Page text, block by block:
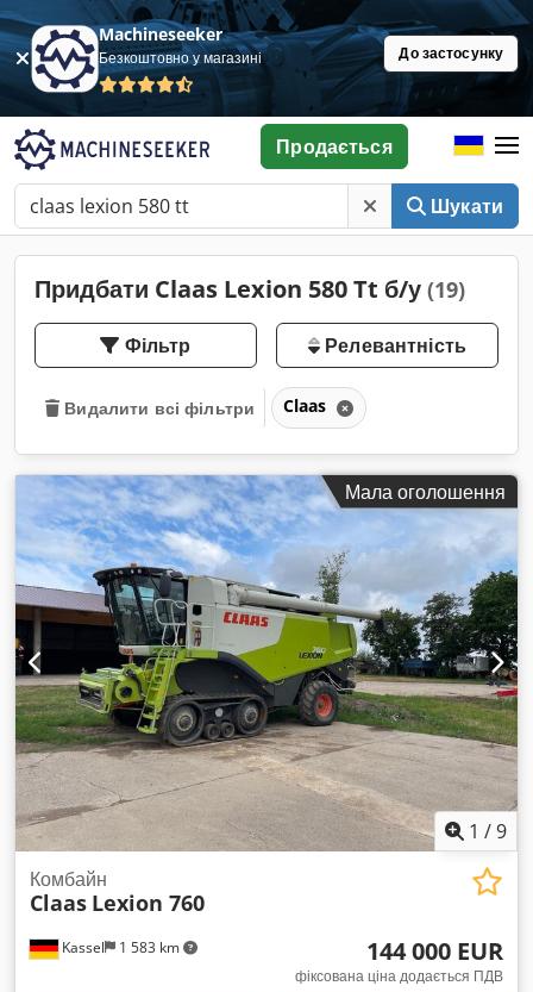
Machineseeker
Безкоштовно у магазині До застосунку
Шукати
Продається
Придбати Claas Lexion 580 Tt б/у (19)
Фільтр Релевантність
Видалити всі фільтри Claas
Мала оголошення
1 /9
Kassel 1 583 km
Комбайн
Claas Lexion 760
144 000 EUR
фіксована ціна додається ПДВ